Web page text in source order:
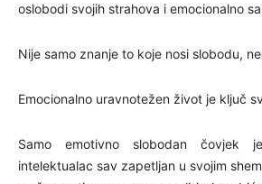
oslobodi svojih strahova i emocionalno
Nije samo znanje to koje nosi slobodu,
Emocionalno uravnotežen život je ključ
Samo emotivno slobodan čovjek
intelektualac sav zapetljan u svojim